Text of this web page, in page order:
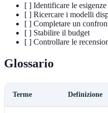
[ ] Identificare le
[ ] Ricercare i modelli
[ ] Completare un
[ ] Stabilire il budget
[ ] Controllare le
Glossario
Terme Definizione